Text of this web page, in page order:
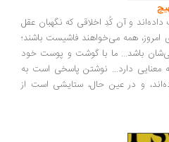
و آن کُدِ اخلاقی که نگهبان عقل
امروز، همه می‌خواهند فاشیست باشند؛
باشد... ما با گوشت و پوست خود
دارد... نوشتن پاسخی است به
و در عین حال، ستایشی است از